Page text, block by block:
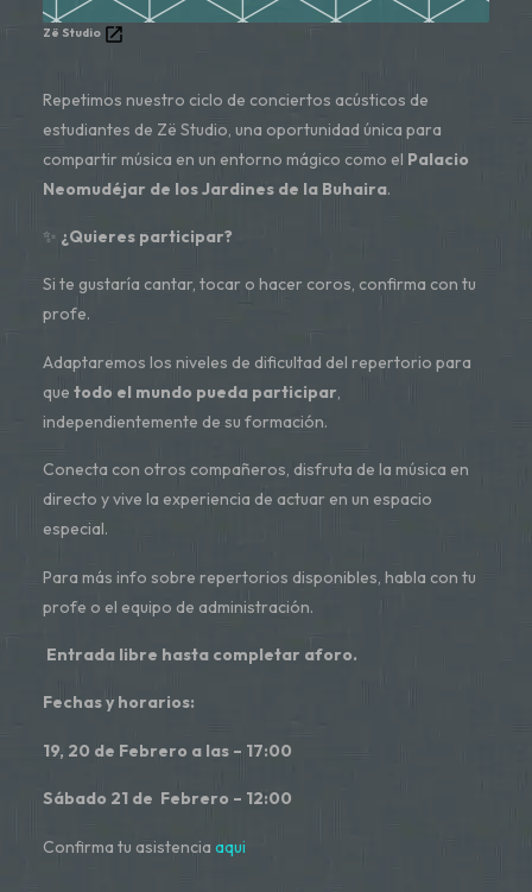
Zë Studio
Repetimos nuestro ciclo de conciertos acústicos de
estudiantes de Zë Studio, una oportunidad única para
compartir música en un entorno mágico como el Palacio
Neomudéjar de los Jardines de la Buhaira.
✨ ¿Quieres participar?
Si te gustaría cantar, tocar o hacer coros, confirma con tu
profe.
Adaptaremos los niveles de dificultad del repertorio para
que todo el mundo pueda participar,
independientemente de su formación.
Conecta con otros compañeros, disfruta de la música en
directo y vive la experiencia de actuar en un espacio
especial.
Para más info sobre repertorios disponibles, habla con tu
profe o el equipo de administración.
Entrada libre hasta completar aforo.
Fechas y horarios:
19, 20 de Febrero a las – 17:00
Sábado 21 de Febrero – 12:00
Confirma tu asistencia aqui